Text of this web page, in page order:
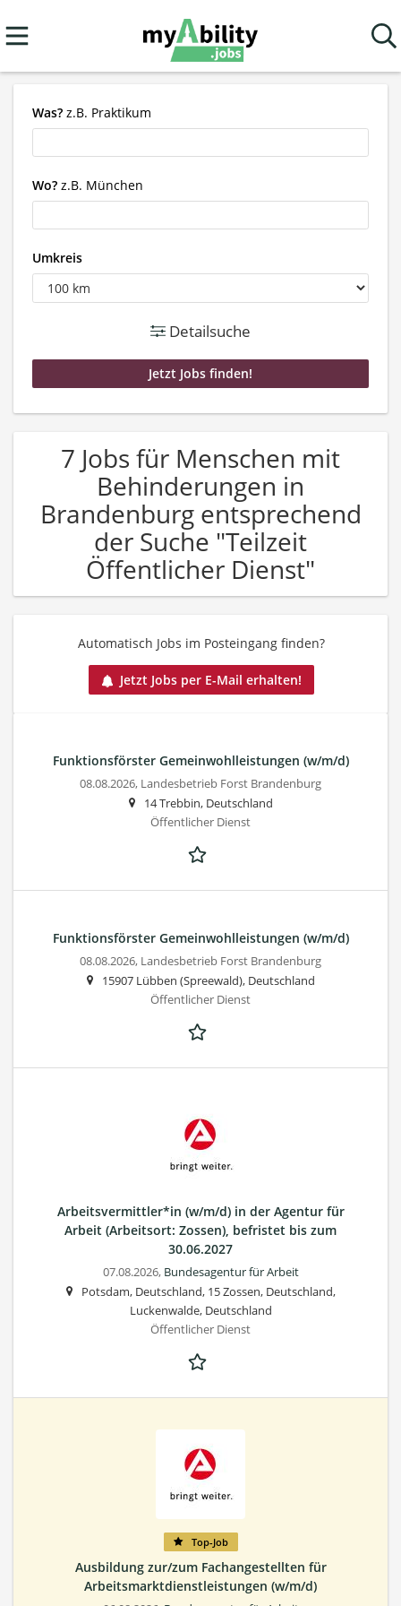
Was? z.B. Praktikum
Wo? z.B. München
Umkreis
Detailsuche
7 Jobs für Menschen mit
Behinderungen in
Brandenburg entsprechend
der Suche "Teilzeit
Öffentlicher Dienst"
Automatisch Jobs im Posteingang finden?
Jetzt Jobs per E-Mail erhalten!
Funktionsförster Gemeinwohlleistungen (w/m/d)
08.08.2026, Landesbetrieb Forst Brandenburg
14 Trebbin, Deutschland
Öffentlicher Dienst
Funktionsförster Gemeinwohlleistungen (w/m/d)
08.08.2026, Landesbetrieb Forst Brandenburg
15907 Lübben (Spreewald), Deutschland
Öffentlicher Dienst
Arbeitsvermittler*in (w/m/d) in der Agentur für
Arbeit (Arbeitsort: Zossen), befristet bis zum
30.06.2027
07.08.2026, Bundesagentur für Arbeit
Potsdam, Deutschland, 15 Zossen, Deutschland,
Luckenwalde, Deutschland
Öffentlicher Dienst
Top-Job
Ausbildung zur/zum Fachangestellten für
Arbeitsmarktdienstleistungen (w/m/d)